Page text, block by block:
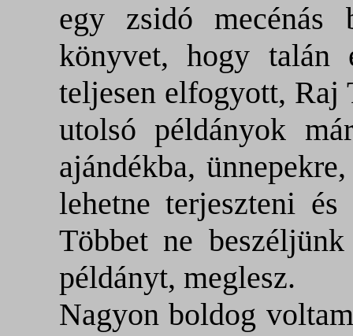
egy zsidó mecénás
könyvet, hogy talán
teljesen elfogyott, Raj
utolsó példányok
ajándékba,
lehetne terjeszteni és
Többet ne
példányt, meglesz.
Nagyon boldog